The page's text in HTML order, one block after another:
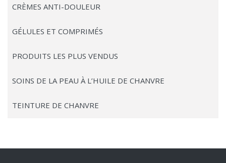
CRÈMES ANTI-DOULEUR
GÉLULES ET COMPRIMÉS
PRODUITS LES PLUS VENDUS
SOINS DE LA PEAU À L’HUILE DE CHANVRE
TEINTURE DE CHANVRE